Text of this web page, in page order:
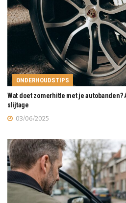
ONDERHOUDSTIPS
Wat doet zomerhitte met je autobanden?
slijtage
03/06/2025